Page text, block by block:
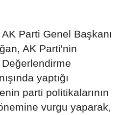
Parti Genel Başkanı
AK Parti'nin
yaptığı
parti politikalarının
vurgu yaparak,